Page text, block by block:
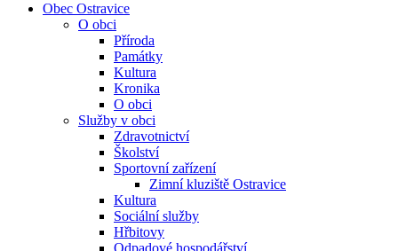
Obec Ostravice
O obci
Příroda
Památky
Kultura
Kronika
O obci
Služby v obci
Zdravotnictví
Školství
Sportovní zařízení
Zimní kluziště Ostravice
Kultura
Sociální služby
Hřbitovy
Odpadové hospodářství